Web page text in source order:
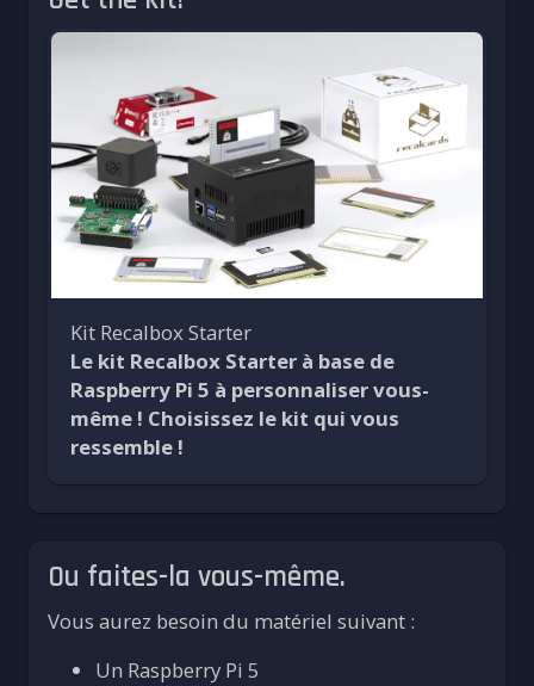
Kit Recalbox Starter
Le kit Recalbox Starter à base de
Raspberry Pi 5 à personnaliser vous-
même ! Choisissez le kit qui vous
ressemble !
Ou faites-la vous-même.
Vous aurez besoin du matériel suivant :
Un Raspberry Pi 5